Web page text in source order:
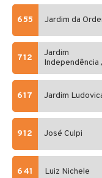
655 Jardim da
712
Jardim
Independência
617 Jardim
912 José Culpi
641 Luiz Nichele